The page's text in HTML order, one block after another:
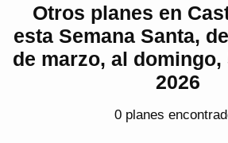
Otros planes en
esta Semana Santa,
de marzo, al domingo,
2026
0 planes